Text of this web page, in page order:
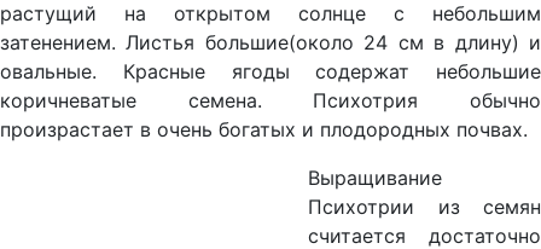
растущий на открытом солнце с небольшим
затенением. Листья большие(около 24 см в длину) и
овальные. Красные ягоды содержат небольшие
коричневатые семена. Психотрия обычно
произрастает в очень богатых и плодородных почвах.
Выращивание
Психотрии из семян
считается достаточно